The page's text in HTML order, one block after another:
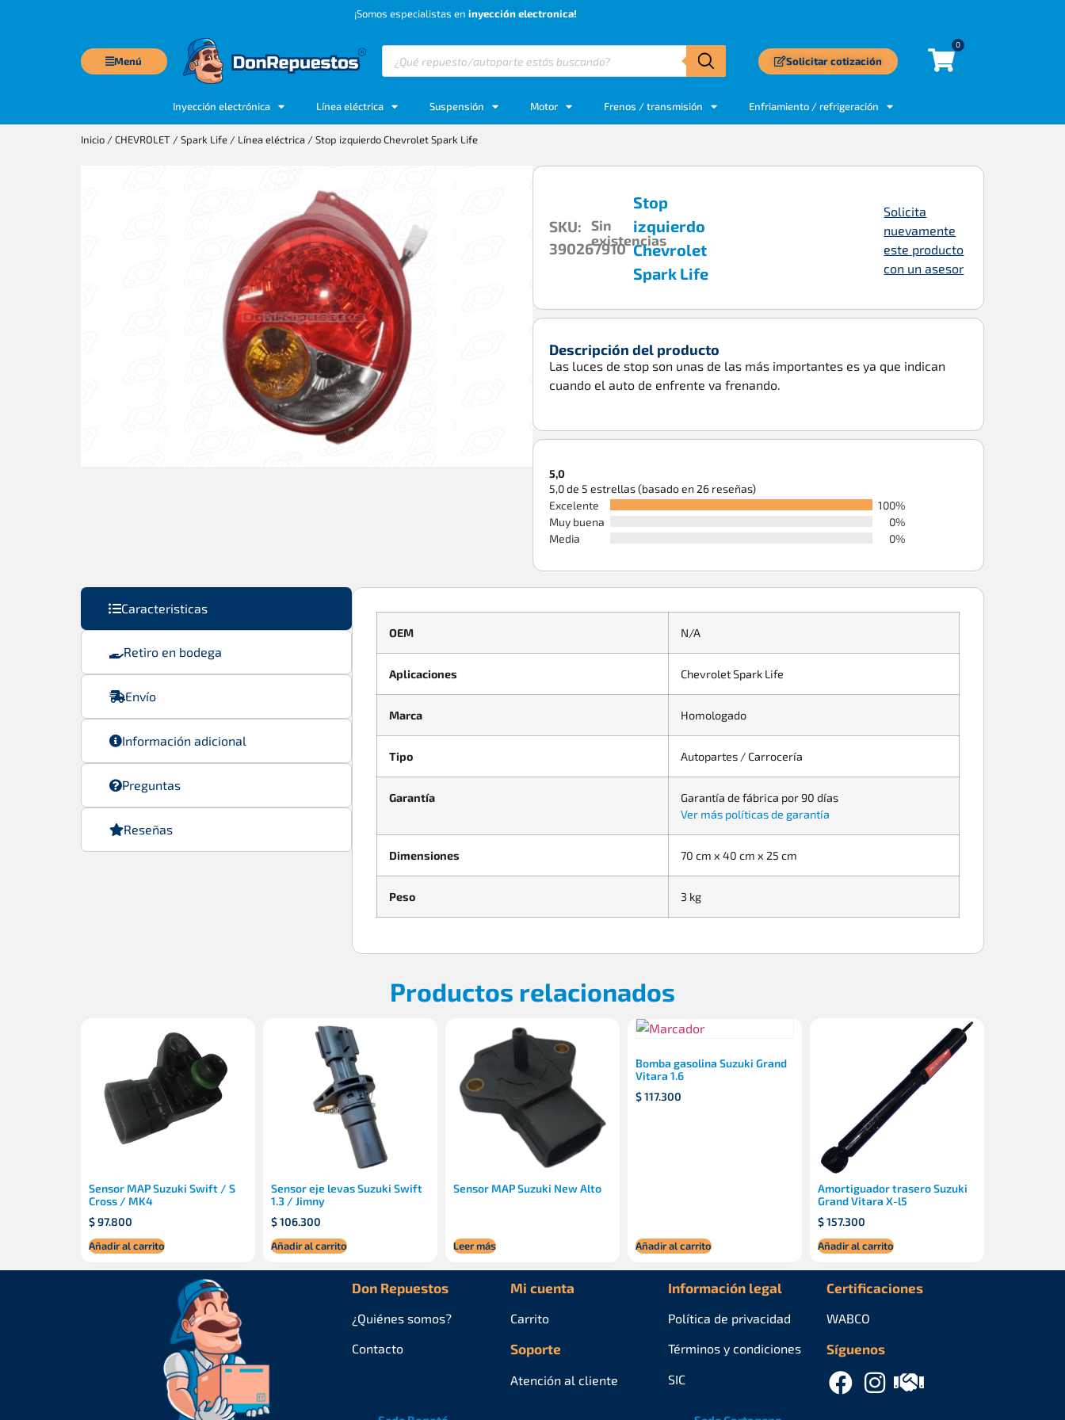
¡Somos especialistas en inyección electronica!
Menú Solicitar cotización
0
Inyección electrónica Línea eléctrica Suspensión Motor Frenos / transmisión Enfriamiento / refrigeración
Inicio /CHEVROLET /Spark Life / Línea eléctrica / Stop izquierdo Chevrolet Spark Life
Stop
izquierdo
Chevrolet
Spark Life
SKU:
390267910
Sin
existencias
Solicita
nuevamente
este producto
con un asesor
Descripción del producto
Las luces de stop son unas de las más importantes es ya que indican
cuando el auto de enfrente va frenando.
5,0
5,0 de 5 estrellas (basado en 26 reseñas)
Excelente
100%
Muy buena
0%
Media
0%
Caracteristicas
Retiro en bodega
Envío
Información adicional
Preguntas
Reseñas
OEM N/A
Aplicaciones Chevrolet Spark Life
Marca Homologado
Tipo Autopartes / Carrocería
Garantía
Garantía de fábrica por 90 días
Ver más políticas de garantía
Dimensiones 70 cm x 40 cm x 25 cm
Peso 3 kg
Productos relacionados
Sensor MAP Suzuki Swift / S
Cross / MK4
$97.800
Añadir al carrito
Sensor eje levas Suzuki Swift
1.3 / Jimny
$106.300
Añadir al carrito
Sensor MAP Suzuki New Alto
Leer más
Bomba gasolina Suzuki Grand
Vitara 1.6
$117.300
Añadir al carrito
Amortiguador trasero Suzuki
Grand Vitara X-l5
$157.300
Añadir al carrito
Don Repuestos
¿Quiénes somos?
Contacto
Mi cuenta
Carrito
Soporte
Atención al cliente
Información legal
Política de privacidad
Términos y condiciones
SIC
Certificaciones
Síguenos
WABCO